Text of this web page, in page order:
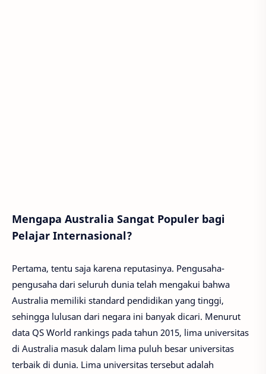
Mengapa Australia Sangat Populer bagi
Pelajar Internasional?
Pertama, tentu saja karena reputasinya. Pengusaha-
pengusaha dari seluruh dunia telah mengakui bahwa
Australia memiliki standard pendidikan yang tinggi,
sehingga lulusan dari negara ini banyak dicari. Menurut
data QS World rankings pada tahun 2015, lima universitas
di Australia masuk dalam lima puluh besar universitas
terbaik di dunia. Lima universitas tersebut adalah